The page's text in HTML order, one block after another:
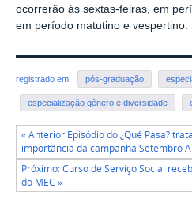
ocorrerão às sextas-feiras, em
em período matutino e vespertino.
registrado em: pós-graduação
especialização gênero e diversidade
« Anterior Episódio do ¿Qué Pasa?
importância da campanha Setembro
Próximo: Curso de Serviço Social
do MEC »